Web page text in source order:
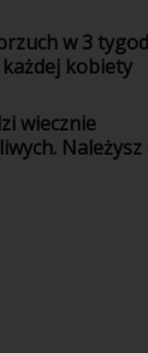
w 3
kobiety
wiecznie
Należysz